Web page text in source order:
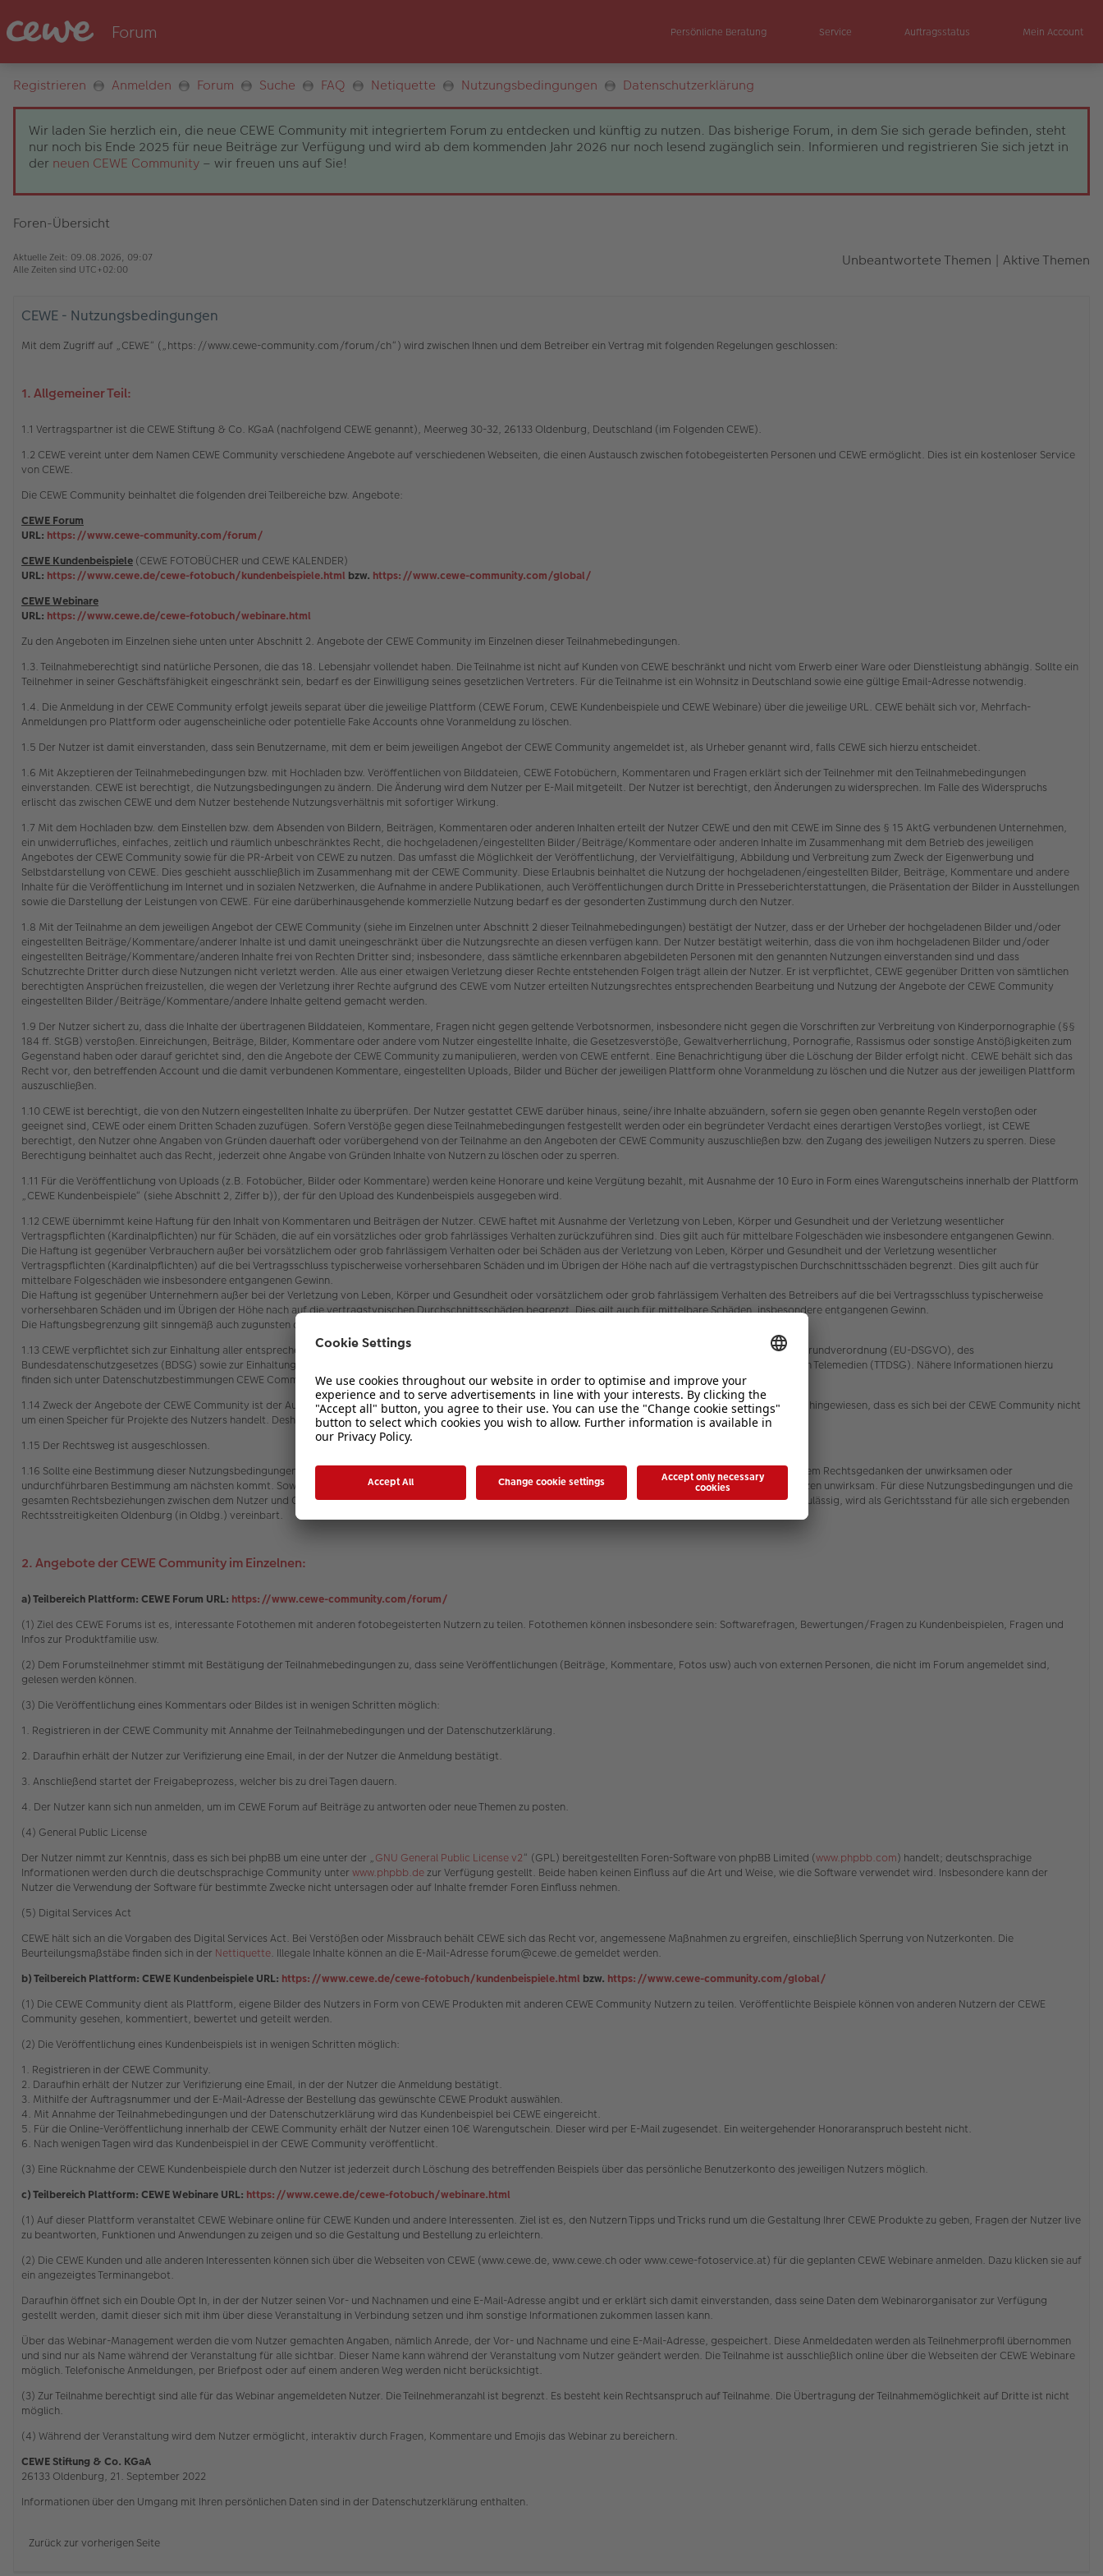
Persönliche Beratung Service Auftragsstatus Mein Account
Registrieren Anmelden Forum Suche FAQ Netiquette Nutzungsbedingungen Datenschutzerklärung
Wir laden Sie herzlich ein, die neue CEWE Community mit integriertem Forum zu entdecken und künftig zu nutzen. Das bisherige Forum, in dem Sie sich gerade befinden, steht
nur noch bis Ende 2025 für neue Beiträge zur Verfügung und wird ab dem kommenden Jahr 2026 nur noch lesend zugänglich sein. Informieren und registrieren Sie sich jetzt in
der neuen CEWE Community – wir freuen uns auf Sie!
Foren-Übersicht
Aktuelle Zeit: 09.08.2026, 09:07
Alle Zeiten sind UTC+02:00 Unbeantwortete Themen | Aktive Themen
CEWE - Nutzungsbedingungen
Mit dem Zugriff auf „CEWE“ („https://www.cewe-community.com/forum/ch“) wird zwischen Ihnen und dem Betreiber ein Vertrag mit folgenden Regelungen geschlossen:
1. Allgemeiner Teil:
1.1 Vertragspartner ist die CEWE Stiftung & Co. KGaA (nachfolgend CEWE genannt), Meerweg 30-32, 26133 Oldenburg, Deutschland (im Folgenden CEWE).
1.2 CEWE vereint unter dem Namen CEWE Community verschiedene Angebote auf verschiedenen Webseiten, die einen Austausch zwischen fotobegeisterten Personen und CEWE ermöglicht. Dies ist ein kostenloser Service
von CEWE.
Die CEWE Community beinhaltet die folgenden drei Teilbereiche bzw. Angebote:
CEWE Forum
URL: https://www.cewe-community.com/forum/
CEWE Kundenbeispiele (CEWE FOTOBÜCHER und CEWE KALENDER)
URL: https://www.cewe.de/cewe-fotobuch/kundenbeispiele.html bzw. https://www.cewe-community.com/global/
CEWE Webinare
URL: https://www.cewe.de/cewe-fotobuch/webinare.html
Zu den Angeboten im Einzelnen siehe unten unter Abschnitt 2. Angebote der CEWE Community im Einzelnen dieser Teilnahmebedingungen.
1.3. Teilnahmeberechtigt sind natürliche Personen, die das 18. Lebensjahr vollendet haben. Die Teilnahme ist nicht auf Kunden von CEWE beschränkt und nicht vom Erwerb einer Ware oder Dienstleistung abhängig. Sollte ein
Teilnehmer in seiner Geschäftsfähigkeit eingeschränkt sein, bedarf es der Einwilligung seines gesetzlichen Vertreters. Für die Teilnahme ist ein Wohnsitz in Deutschland sowie eine gültige Email-Adresse notwendig.
1.4. Die Anmeldung in der CEWE Community erfolgt jeweils separat über die jeweilige Plattform (CEWE Forum, CEWE Kundenbeispiele und CEWE Webinare) über die jeweilige URL. CEWE behält sich vor, Mehrfach-
Anmeldungen pro Plattform oder augenscheinliche oder potentielle Fake Accounts ohne Voranmeldung zu löschen.
1.5 Der Nutzer ist damit einverstanden, dass sein Benutzername, mit dem er beim jeweiligen Angebot der CEWE Community angemeldet ist, als Urheber genannt wird, falls CEWE sich hierzu entscheidet.
1.6 Mit Akzeptieren der Teilnahmebedingungen bzw. mit Hochladen bzw. Veröffentlichen von Bilddateien, CEWE Fotobüchern, Kommentaren und Fragen erklärt sich der Teilnehmer mit den Teilnahmebedingungen
einverstanden. CEWE ist berechtigt, die Nutzungsbedingungen zu ändern. Die Änderung wird dem Nutzer per E-Mail mitgeteilt. Der Nutzer ist berechtigt, den Änderungen zu widersprechen. Im Falle des Widerspruchs
erlischt das zwischen CEWE und dem Nutzer bestehende Nutzungsverhältnis mit sofortiger Wirkung.
1.7 Mit dem Hochladen bzw. dem Einstellen bzw. dem Absenden von Bildern, Beiträgen, Kommentaren oder anderen Inhalten erteilt der Nutzer CEWE und den mit CEWE im Sinne des § 15 AktG verbundenen Unternehmen,
ein unwiderrufliches, einfaches, zeitlich und räumlich unbeschränktes Recht, die hochgeladenen/eingestellten Bilder/Beiträge/Kommentare oder anderen Inhalte im Zusammenhang mit dem Betrieb des jeweiligen
Angebotes der CEWE Community sowie für die PR-Arbeit von CEWE zu nutzen. Das umfasst die Möglichkeit der Veröffentlichung, der Vervielfältigung, Abbildung und Verbreitung zum Zweck der Eigenwerbung und
Selbstdarstellung von CEWE. Dies geschieht ausschließlich im Zusammenhang mit der CEWE Community. Diese Erlaubnis beinhaltet die Nutzung der hochgeladenen/eingestellten Bilder, Beiträge, Kommentare und andere
Inhalte für die Veröffentlichung im Internet und in sozialen Netzwerken, die Aufnahme in andere Publikationen, auch Veröffentlichungen durch Dritte in Presseberichterstattungen, die Präsentation der Bilder in Ausstellungen
sowie die Darstellung der Leistungen von CEWE. Für eine darüberhinausgehende kommerzielle Nutzung bedarf es der gesonderten Zustimmung durch den Nutzer.
1.8 Mit der Teilnahme an dem jeweiligen Angebot der CEWE Community (siehe im Einzelnen unter Abschnitt 2 dieser Teilnahmebedingungen) bestätigt der Nutzer, dass er der Urheber der hochgeladenen Bilder und/oder
eingestellten Beiträge/Kommentare/anderer Inhalte ist und damit uneingeschränkt über die Nutzungsrechte an diesen verfügen kann. Der Nutzer bestätigt weiterhin, dass die von ihm hochgeladenen Bilder und/oder
eingestellten Beiträge/Kommentare/anderen Inhalte frei von Rechten Dritter sind; insbesondere, dass sämtliche erkennbaren abgebildeten Personen mit den genannten Nutzungen einverstanden sind und dass
Schutzrechte Dritter durch diese Nutzungen nicht verletzt werden. Alle aus einer etwaigen Verletzung dieser Rechte entstehenden Folgen trägt allein der Nutzer. Er ist verpflichtet, CEWE gegenüber Dritten von sämtlichen
berechtigten Ansprüchen freizustellen, die wegen der Verletzung ihrer Rechte aufgrund des CEWE vom Nutzer erteilten Nutzungsrechtes entsprechenden Bearbeitung und Nutzung der Angebote der CEWE Community
eingestellten Bilder/Beiträge/Kommentare/andere Inhalte geltend gemacht werden.
1.9 Der Nutzer sichert zu, dass die Inhalte der übertragenen Bilddateien, Kommentare, Fragen nicht gegen geltende Verbotsnormen, insbesondere nicht gegen die Vorschriften zur Verbreitung von Kinderpornographie (§§
184 ff. StGB) verstoßen. Einreichungen, Beiträge, Bilder, Kommentare oder andere vom Nutzer eingestellte Inhalte, die Gesetzesverstöße, Gewaltverherrlichung, Pornografie, Rassismus oder sonstige Anstößigkeiten zum
Gegenstand haben oder darauf gerichtet sind, den die Angebote der CEWE Community zu manipulieren, werden von CEWE entfernt. Eine Benachrichtigung über die Löschung der Bilder erfolgt nicht. CEWE behält sich das
Recht vor, den betreffenden Account und die damit verbundenen Kommentare, eingestellten Uploads, Bilder und Bücher der jeweiligen Plattform ohne Voranmeldung zu löschen und die Nutzer aus der jeweiligen Plattform
auszuschließen.
1.10 CEWE ist berechtigt, die von den Nutzern eingestellten Inhalte zu überprüfen. Der Nutzer gestattet CEWE darüber hinaus, seine/ihre Inhalte abzuändern, sofern sie gegen oben genannte Regeln verstoßen oder
geeignet sind, CEWE oder einem Dritten Schaden zuzufügen. Sofern Verstöße gegen diese Teilnahmebedingungen festgestellt werden oder ein begründeter Verdacht eines derartigen Verstoßes vorliegt, ist CEWE
berechtigt, den Nutzer ohne Angaben von Gründen dauerhaft oder vorübergehend von der Teilnahme an den Angeboten der CEWE Community auszuschließen bzw. den Zugang des jeweiligen Nutzers zu sperren. Diese
Berechtigung beinhaltet auch das Recht, jederzeit ohne Angabe von Gründen Inhalte von Nutzern zu löschen oder zu sperren.
1.11 Für die Veröffentlichung von Uploads (z.B. Fotobücher, Bilder oder Kommentare) werden keine Honorare und keine Vergütung bezahlt, mit Ausnahme der 10 Euro in Form eines Warengutscheins innerhalb der Plattform
„CEWE Kundenbeispiele“ (siehe Abschnitt 2, Ziffer b)), der für den Upload des Kundenbeispiels ausgegeben wird.
1.12 CEWE übernimmt keine Haftung für den Inhalt von Kommentaren und Beiträgen der Nutzer. CEWE haftet mit Ausnahme der Verletzung von Leben, Körper und Gesundheit und der Verletzung wesentlicher
Vertragspflichten (Kardinalpflichten) nur für Schäden, die auf ein vorsätzliches oder grob fahrlässiges Verhalten zurückzuführen sind. Dies gilt auch für mittelbare Folgeschäden wie insbesondere entgangenen Gewinn.
Die Haftung ist gegenüber Verbrauchern außer bei vorsätzlichem oder grob fahrlässigem Verhalten oder bei Schäden aus der Verletzung von Leben, Körper und Gesundheit und der Verletzung wesentlicher
Vertragspflichten (Kardinalpflichten) auf die bei Vertragsschluss typischerweise vorhersehbaren Schäden und im Übrigen der Höhe nach auf die vertragstypischen Durchschnittsschäden begrenzt. Dies gilt auch für
mittelbare Folgeschäden wie insbesondere entgangenen Gewinn.
Die Haftung ist gegenüber Unternehmern außer bei der Verletzung von Leben, Körper und Gesundheit oder vorsätzlichem oder grob fahrlässigem Verhalten des Betreibers auf die bei Vertragsschluss typischerweise
vorhersehbaren Schäden und im Übrigen der Höhe nach auf die vertragstypischen Durchschnittsschäden begrenzt. Dies gilt auch für mittelbare Schäden, insbesondere entgangenen Gewinn.
Die Haftungsbegrenzung gilt sinngemäß auch zugunsten der Mitarbeiter und Erfüllungsgehilfen von CEWE.
1.13 CEWE verpflichtet sich zur Einhaltung aller entsprechenden geltenden datenschutzrechtlichen Bestimmungen, insbesondere zur Einhaltung der EU-Datenschutzgrundverordnung (EU-DSGVO), des
Bundesdatenschutzgesetzes (BDSG) sowie zur Einhaltung des Gesetzes über den Datenschutz und den Schutz der Privatsphäre in der Telekommunikation und bei den Telemedien (TTDSG). Nähere Informationen hierzu
finden sich unter Datenschutzbestimmungen CEWE Community
1.14 Zweck der Angebote der CEWE Community ist der Austausch zwischen fotobegeisterten Personen und CEWE (siehe oben Ziffer 1.2). Es wird ausdrücklich darauf hingewiesen, dass es sich bei der CEWE Community nicht
um einen Speicher für Projekte des Nutzers handelt. Deshalb wird eine Haftung für etwaigen Datenverlust seitens CEWE nicht übernommen.
1.15 Der Rechtsweg ist ausgeschlossen.
1.16 Sollte eine Bestimmung dieser Nutzungsbedingungen unwirksam oder undurchführbar sein, tritt an ihre Stelle die gültige oder durchführbare Bestimmung, die dem Rechtsgedanken der unwirksamen oder
undurchführbaren Bestimmung am nächsten kommt. Soweit dies für eine Partei eine unzumutbare Härte darstellen würde, werden die Nutzungsbedingungen im Ganzen unwirksam. Für diese Nutzungsbedingungen und die
gesamten Rechtsbeziehungen zwischen dem Nutzer und CEWE gilt das Recht der Bundesrepublik Deutschland unter Ausschluss des UN-Kaufrechtes (CISG). Soweit zulässig, wird als Gerichtsstand für alle sich ergebenden
Rechtsstreitigkeiten Oldenburg (in Oldbg.) vereinbart.
2. Angebote der CEWE Community im Einzelnen:
a) Teilbereich Plattform: CEWE Forum URL: https://www.cewe-community.com/forum/
(1) Ziel des CEWE Forums ist es, interessante Fotothemen mit anderen fotobegeisterten Nutzern zu teilen. Fotothemen können insbesondere sein: Softwarefragen, Bewertungen/Fragen zu Kundenbeispielen, Fragen und
Infos zur Produktfamilie usw.
(2) Dem Forumsteilnehmer stimmt mit Bestätigung der Teilnahmebedingungen zu, dass seine Veröffentlichungen (Beiträge, Kommentare, Fotos usw) auch von externen Personen, die nicht im Forum angemeldet sind,
gelesen werden können.
(3) Die Veröffentlichung eines Kommentars oder Bildes ist in wenigen Schritten möglich:
1. Registrieren in der CEWE Community mit Annahme der Teilnahmebedingungen und der Datenschutzerklärung.
2. Daraufhin erhält der Nutzer zur Verifizierung eine Email, in der der Nutzer die Anmeldung bestätigt.
3. Anschließend startet der Freigabeprozess, welcher bis zu drei Tagen dauern.
4. Der Nutzer kann sich nun anmelden, um im CEWE Forum auf Beiträge zu antworten oder neue Themen zu posten.
(4) General Public License
Der Nutzer nimmt zur Kenntnis, dass es sich bei phpBB um eine unter der „GNU General Public License v2“ (GPL) bereitgestellten Foren-Software von phpBB Limited (www.phpbb.com) handelt; deutschsprachige
Informationen werden durch die deutschsprachige Community unter www.phpbb.dezur Verfügung gestellt. Beide haben keinen Einfluss auf die Art und Weise, wie die Software verwendet wird. Insbesondere kann der
Nutzer die Verwendung der Software für bestimmte Zwecke nicht untersagen oder auf Inhalte fremder Foren Einfluss nehmen.
(5) Digital Services Act
CEWE hält sich an die Vorgaben des Digital Services Act. Bei Verstößen oder Missbrauch behält CEWE sich das Recht vor, angemessene Maßnahmen zu ergreifen, einschließlich Sperrung von Nutzerkonten. Die
Beurteilungsmaßstäbe finden sich in der Nettiquette. Illegale Inhalte können an die E-Mail-Adresse forum@cewe.de gemeldet werden.
b) Teilbereich Plattform: CEWE Kundenbeispiele URL: https://www.cewe.de/cewe-fotobuch/kundenbeispiele.html bzw. https://www.cewe-community.com/global/
(1) Die CEWE Community dient als Plattform, eigene Bilder des Nutzers in Form von CEWE Produkten mit anderen CEWE Community Nutzern zu teilen. Veröffentlichte Beispiele können von anderen Nutzern der CEWE
Community gesehen, kommentiert, bewertet und geteilt werden.
(2) Die Veröffentlichung eines Kundenbeispiels ist in wenigen Schritten möglich:
1. Registrieren in der CEWE Community.
2. Daraufhin erhält der Nutzer zur Verifizierung eine Email, in der der Nutzer die Anmeldung bestätigt.
3. Mithilfe der Auftragsnummer und der E-Mail-Adresse der Bestellung das gewünschte CEWE Produkt auswählen.
4. Mit Annahme der Teilnahmebedingungen und der Datenschutzerklärung wird das Kundenbeispiel bei CEWE eingereicht.
5. Für die Online-Veröffentlichung innerhalb der CEWE Community erhält der Nutzer einen 10€ Warengutschein. Dieser wird per E-Mail zugesendet. Ein weitergehender Honoraranspruch besteht nicht.
6. Nach wenigen Tagen wird das Kundenbeispiel in der CEWE Community veröffentlicht.
(3) Eine Rücknahme der CEWE Kundenbeispiele durch den Nutzer ist jederzeit durch Löschung des betreffenden Beispiels über das persönliche Benutzerkonto des jeweiligen Nutzers möglich.
c) Teilbereich Plattform: CEWE Webinare URL: https://www.cewe.de/cewe-fotobuch/webinare.html
(1) Auf dieser Plattform veranstaltet CEWE Webinare online für CEWE Kunden und andere Interessenten. Ziel ist es, den Nutzern Tipps und Tricks rund um die Gestaltung Ihrer CEWE Produkte zu geben, Fragen der Nutzer live
zu beantworten, Funktionen und Anwendungen zu zeigen und so die Gestaltung und Bestellung zu erleichtern.
(2) Die CEWE Kunden und alle anderen Interessenten können sich über die Webseiten von CEWE (www.cewe.de, www.cewe.ch oder www.cewe-fotoservice.at) für die geplanten CEWE Webinare anmelden. Dazu klicken sie auf
ein angezeigtes Terminangebot.
Daraufhin öffnet sich ein Double Opt In, in der der Nutzer seinen Vor- und Nachnamen und eine E-Mail-Adresse angibt und er erklärt sich damit einverstanden, dass seine Daten dem Webinarorganisator zur Verfügung
gestellt werden, damit dieser sich mit ihm über diese Veranstaltung in Verbindung setzen und ihm sonstige Informationen zukommen lassen kann.
Über das Webinar-Management werden die vom Nutzer gemachten Angaben, nämlich Anrede, der Vor- und Nachname und eine E-Mail-Adresse, gespeichert. Diese Anmeldedaten werden als Teilnehmerprofil übernommen
und sind nur als Name während der Veranstaltung für alle sichtbar. Dieser Name kann während der Veranstaltung vom Nutzer geändert werden. Die Teilnahme ist ausschließlich online über die Webseiten der CEWE Webinare
möglich. Telefonische Anmeldungen, per Briefpost oder auf einem anderen Weg werden nicht berücksichtigt.
(3) Zur Teilnahme berechtigt sind alle für das Webinar angemeldeten Nutzer. Die Teilnehmeranzahl ist begrenzt. Es besteht kein Rechtsanspruch auf Teilnahme. Die Übertragung der Teilnahmemöglichkeit auf Dritte ist nicht
möglich.
(4) Während der Veranstaltung wird dem Nutzer ermöglicht, interaktiv durch Fragen, Kommentare und Emojis das Webinar zu bereichern.
CEWE Stiftung & Co. KGaA
26133 Oldenburg, 21. September 2022
Informationen über den Umgang mit Ihren persönlichen Daten sind in der Datenschutzerklärung enthalten.
Zurück zur vorherigen Seite